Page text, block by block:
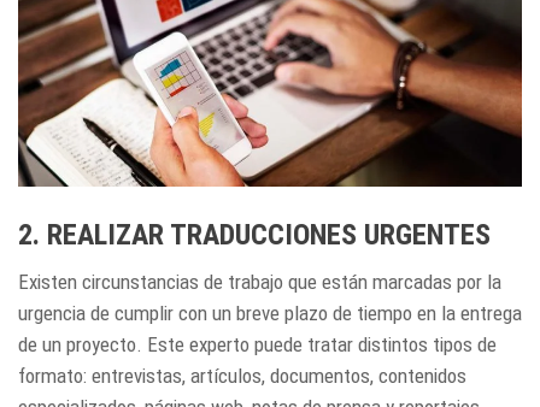
2. REALIZAR TRADUCCIONES URGENTES
Existen circunstancias de trabajo que están marcadas por la
urgencia de cumplir con un breve plazo de tiempo en la entrega
de un proyecto. Este experto puede tratar distintos tipos de
formato: entrevistas, artículos, documentos, contenidos